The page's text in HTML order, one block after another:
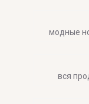
модные
вся